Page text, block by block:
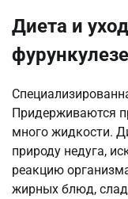
Диета и
фурункулезе
Придерживаются
много жидкости.
природу недуга,
реакцию
жирных блюд,